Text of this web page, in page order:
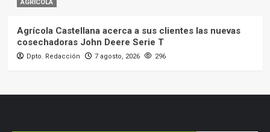
AGRÍCOLA
Agrícola Castellana acerca a sus clientes las nuevas
cosechadoras John Deere Serie T
Dpto. Redacción 7 agosto, 2026 296